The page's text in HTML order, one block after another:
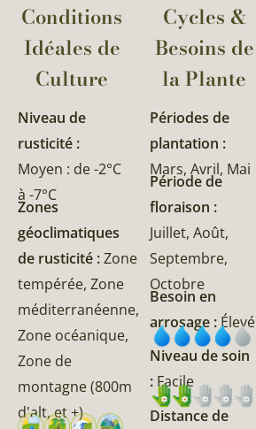
Conditions
Idéales de
Culture
Niveau de
rusticité :
Moyen : de -2°C
à -7°C
Zones
géoclimatiques
de rusticité :Zone
tempérée, Zone
méditerranéenne,
Zone océanique,
Zone de
montagne (800m
d'alt, et +)
Cycles &
Besoins de
la Plante​
Périodes de
plantation :
Mars, Avril, Mai
Période de
floraison :
Juillet, Août,
Septembre,
Octobre
Besoin en
arrosage :Élevé
Niveau de soin
: Facile
Distance de